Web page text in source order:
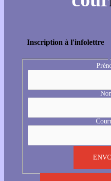
Inscription à l'infolettre